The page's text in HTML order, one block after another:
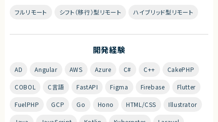
フルリモート シフト（移行）型リモート ハイブリッド型リモート
開発経験
AD Angular AWS Azure C# C++ CakePHP
COBOL C言語 FastAPI Figma Firebase Flutter
FuelPHP GCP Go Hono HTML/CSS Illustrator